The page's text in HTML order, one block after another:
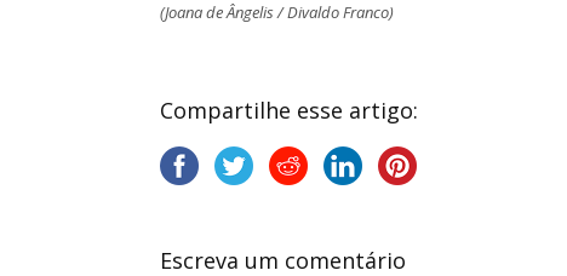
(Joana de Ângelis / Divaldo Franco)
Compartilhe esse artigo:
Escreva um comentário